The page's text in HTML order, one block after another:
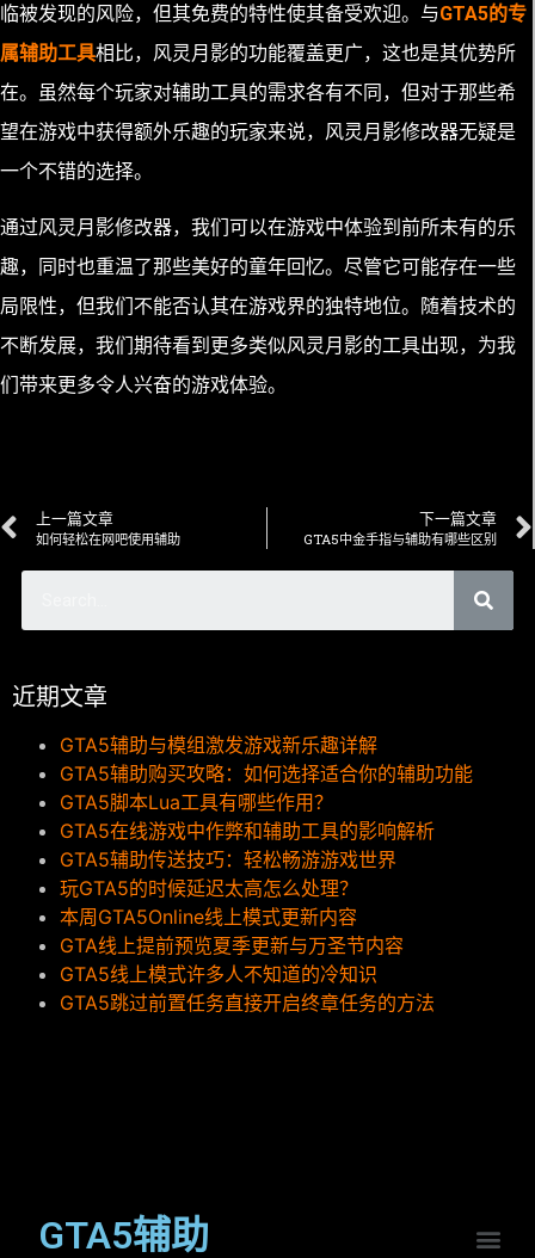
临被发现的风险，但其免费的特性使其备受欢迎。与GTA5的专
属辅助工具相比，风灵月影的功能覆盖更广，这也是其优势所
在。虽然每个玩家对辅助工具的需求各有不同，但对于那些希
望在游戏中获得额外乐趣的玩家来说，风灵月影修改器无疑是
一个不错的选择。
通过风灵月影修改器，我们可以在游戏中体验到前所未有的乐
趣，同时也重温了那些美好的童年回忆。尽管它可能存在一些
局限性，但我们不能否认其在游戏界的独特地位。随着技术的
不断发展，我们期待看到更多类似风灵月影的工具出现，为我
们带来更多令人兴奋的游戏体验。
上一篇文章
如何轻松在网吧使用辅助
下一篇文章
GTA5中金手指与辅助有哪些区别
近期文章
GTA5辅助与模组激发游戏新乐趣详解
GTA5辅助购买攻略：如何选择适合你的辅助功能
GTA5脚本Lua工具有哪些作用？
GTA5在线游戏中作弊和辅助工具的影响解析
GTA5辅助传送技巧：轻松畅游游戏世界
玩GTA5的时候延迟太高怎么处理？
本周GTA5Online线上模式更新内容
GTA线上提前预览夏季更新与万圣节内容
GTA5线上模式许多人不知道的冷知识
GTA5跳过前置任务直接开启终章任务的方法
GTA5辅助